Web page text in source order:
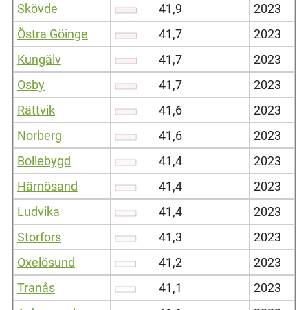
Skövde
41,9
2023
Östra Göinge
41,7
2023
Kungälv
41,7
2023
Osby
41,7
2023
Rättvik
41,6
2023
Norberg
41,6
2023
Bollebygd
41,4
2023
Härnösand
41,4
2023
Ludvika
41,4
2023
Storfors
41,3
2023
Oxelösund
41,2
2023
Tranås
41,1
2023